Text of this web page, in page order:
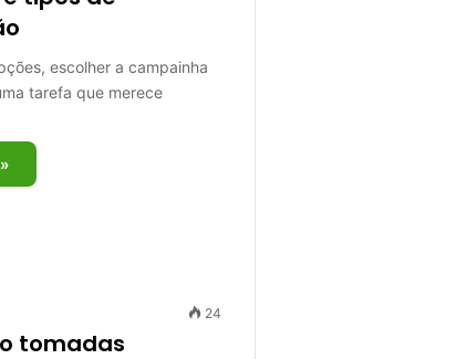
escolher a campainha
tarefa que merece
24
tomadas